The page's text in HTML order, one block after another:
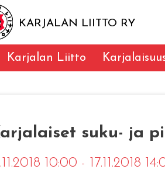
KARJALAN LIITTO RY
Karjalan Liitto
suku- ja
10:00 - 17.11.2018